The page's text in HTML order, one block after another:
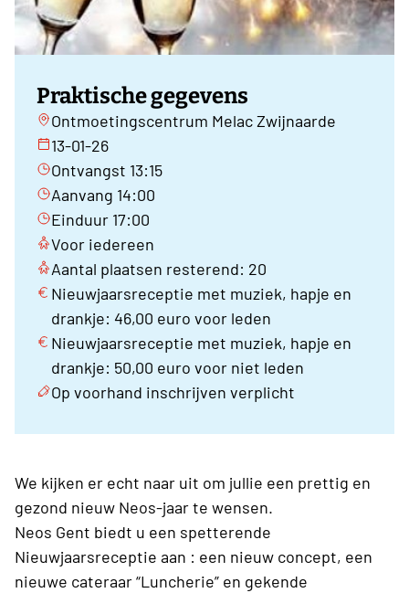
Praktische gegevens
Ontmoetingscentrum Melac Zwijnaarde
13-01-26
Ontvangst 13:15
Aanvang 14:00
Einduur 17:00
Voor iedereen
Aantal plaatsen resterend: 20
Nieuwjaarsreceptie met muziek, hapje en
drankje: 46,00 euro voor leden
Nieuwjaarsreceptie met muziek, hapje en
drankje: 50,00 euro voor niet leden
Op voorhand inschrijven verplicht
We kijken er echt naar uit om jullie een prettig en
gezond nieuw Neos-jaar te wensen.
Neos Gent biedt u een spetterende
Nieuwjaarsreceptie aan : een nieuw concept, een
nieuwe cateraar “Luncherie” en gekende